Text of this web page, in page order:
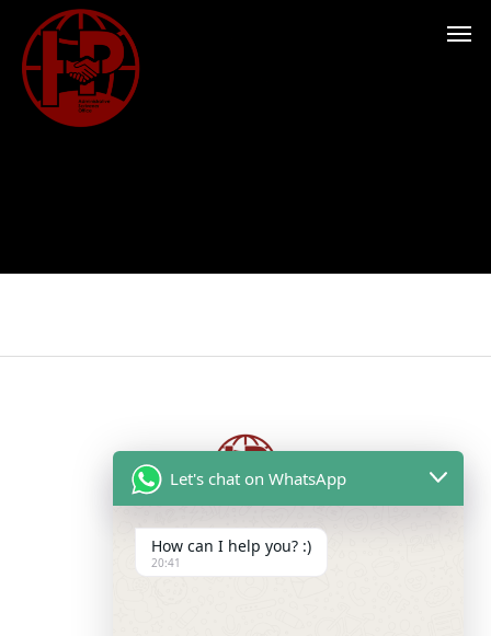
Let's chat on WhatsApp
How can I help you? :)
20:41